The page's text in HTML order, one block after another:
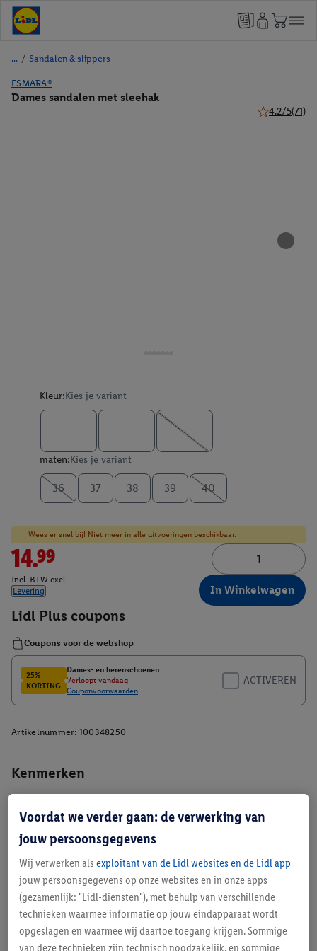
/ Sandalen & slippers
ESMARA®
Dames sandalen met sleehak
4.2/5(71)
Kenmerken
Kleur:Kies je variant
maten:Kies je variant
36 37 38 39 40
Wees er snel bij! Niet meer in alle uitvoeringen beschikbaar.
14.99
Incl. BTW excl.
Levering
In Winkelwagen
Artikelnummer: 100348250
Beschrijving
Voordat we verder gaan: de verwerking van
jouw persoonsgegevens
Wij verwerken als exploitant van de Lidl websites en de Lidl app
jouw persoonsgegevens op onze websites en in onze apps
(gezamenlijk: "Lidl-diensten"), met behulp van verschillende
technieken waarmee informatie op jouw eindapparaat wordt
opgeslagen en waarmee wij daartoe toegang krijgen. Sommige
van deze technieken zijn technisch noodzakelijk, en sommige